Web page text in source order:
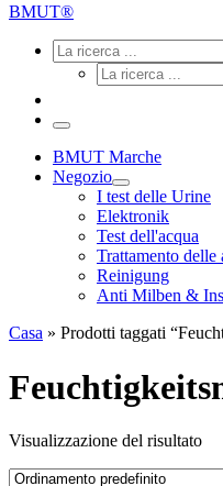
BMUT®
Ricerca
Ricerca
Ricerca
Menu
BMUT Marche
Negozio
I test delle Urine
Elektronik
Test dell'acqua
Trattamento delle
Reinigung
Anti Milben &
Casa » Prodotti taggati
Visualizzazione del risultato